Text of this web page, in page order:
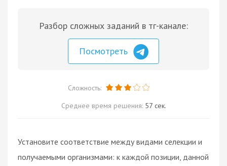
Разбор сложных заданий в тг-канале:
Посмотреть
Сложность:
Среднее время решения: 57 сек.
Установите соответствие между видами селекции и
получаемыми организмами: к каждой позиции, данной